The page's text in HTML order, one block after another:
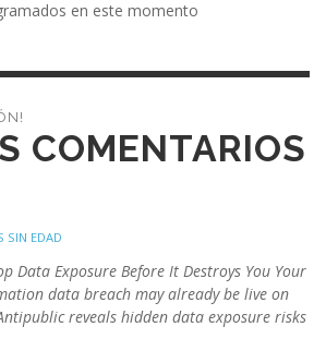
en este momento
COMENTARIOS
SIN EDAD
Data Exposure Before It Destroys You Your
data breach may already be live on
reveals hidden data exposure risks